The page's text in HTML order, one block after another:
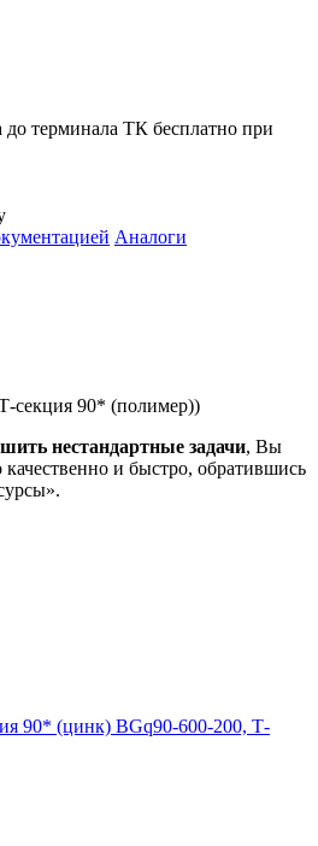
терминала ТК бесплатно при
Аналоги
секция 90* (полимер))
нестандартные задачи, Вы
качественно и быстро, обратившись
BGq90-600-200, Т-